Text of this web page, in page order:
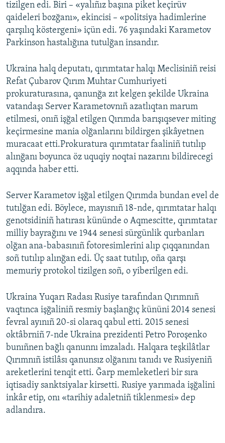
tizilgen edi. Biri – «yalıñız başına piket keçirüv
qaideleri bozğanı», ekincisi – «politsiya hadimlerine
qarşılıq köstergeni» içün edi. 76 yaşındaki Karametov
Parkinson hastalığına tutulğan insandır.
Ukraina halq deputatı, qırımtatar halqı Meclisiniñ reisi
Refat Çubarov Qırım Muhtar Cumhuriyeti
prokuraturasına, qanunğa zıt kelgen şekilde Ukraina
vatandaşı Server Karametovnıñ azatlıqtan marum
etilmesi, onıñ işğal etilgen Qırımda barışıqsever miting
keçirmesine mania olğanlarını bildirgen şikâyetnen
muracaat etti.Prokuratura qırımtatar faaliniñ tutılıp
alınğanı boyunca öz uquqiy noqtai nazarını bildirecegi
aqqında haber etti.
Server Karametov işğal etilgen Qırımda bundan evel de
tutılğan edi. Böylece, mayısnıñ 18-nde, qırımtatar halqı
genotsidiniñ hatırası kününde o Aqmescitte, qırımtatar
milliy bayrağını ve 1944 senesi sürgünlik qurbanları
olğan ana-babasınıñ fotoresimlerini alıp çıqqanından
soñ tutılıp alınğan edi. Üç saat tutılıp, oña qarşı
memuriy protokol tizilgen soñ, o yiberilgen edi.
Ukraina Yuqarı Radası Rusiye tarafından Qırımnıñ
vaqtınca işğaliniñ resmiy başlanğıç kününi 2014 senesi
fevral ayınıñ 20-si olaraq qabul etti. 2015 senesi
oktâbrniñ 7-nde Ukraina prezidenti Petro Poroşenko
bunıñnen bağlı qanunnı imzaladı. Halqara teşkilâtlar
Qırımnıñ istilâsı qanunsız olğanını tanıdı ve Rusiyeniñ
areketlerini tenqit etti. Ğarp memleketleri bir sıra
iqtisadiy sanktsiyalar kirsetti. Rusiye yarımada işğalini
inkâr etip, onı «tarihiy adaletniñ tiklenmesi» dep
adlandıra.